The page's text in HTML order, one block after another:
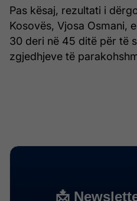
Pas kësaj, rezultati i
Kosovës, Vjosa Osmani,
30 deri në 45 ditë për të
zgjedhjeve të